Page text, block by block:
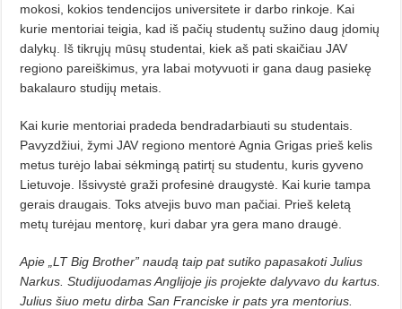
mokosi, kokios tendencijos universitete ir darbo rinkoje. Kai
kurie mentoriai teigia, kad iš pačių studentų sužino daug įdomių
dalykų. Iš tikrųjų mūsų studentai, kiek aš pati skaičiau JAV
regiono pareiškimus, yra labai motyvuoti ir gana daug pasiekę
bakalauro studijų metais.
Kai kurie mentoriai pradeda bendradarbiauti su studentais.
Pavyzdžiui, žymi JAV regiono mentorė Agnia Grigas prieš kelis
metus turėjo labai sėkmingą patirtį su studentu, kuris gyveno
Lietuvoje. Išsivystė graži profesinė draugystė. Kai kurie tampa
gerais draugais. Toks atvejis buvo man pačiai. Prieš keletą
metų turėjau mentorę, kuri dabar yra gera mano draugė.
Apie „LT Big Brother” naudą taip pat sutiko papasakoti Julius
Narkus. Studijuodamas Anglijoje jis projekte dalyvavo du kartus.
Julius šiuo metu dirba San Franciske ir pats yra mentorius.